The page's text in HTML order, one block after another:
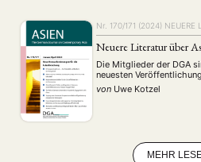
Hybrid (172) Kultur (27) Kunst (4)
Medien (24) Migration (39)
Philosophie Politik (417)
Präsentation (13) Programm (5)
Religion (75) Sozialwissenschaften (4)
Stellenausschreibung
Summer School
Umwelt
Workshop
Nr. 170/171 (2024) NEUERE
Neuere Literatur über
Die Mitglieder der DGA
neuesten
von Uwe Kotzel
MEHR